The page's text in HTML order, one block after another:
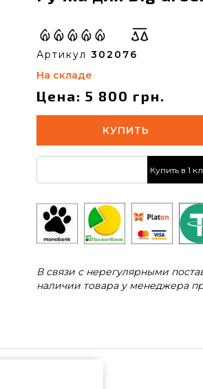
Артикул 302076
На складе
Цена: 5 800 грн.
КУПИТЬ
Купить в 1
В связи с нерегулярными
наличии товара у менеджера